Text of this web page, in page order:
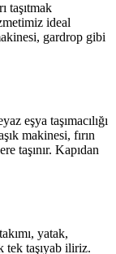
taşıtmak
ideal
gardrop gibi
eşya taşımacılığı
makinesi, fırın
taşınır. Kapıdan
yatak,
tek taşıyab iliriz.